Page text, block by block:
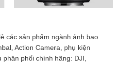
các sản phẩm ngành ảnh bao
Action Camera, phụ kiện
phân phối chính hãng: DJI,